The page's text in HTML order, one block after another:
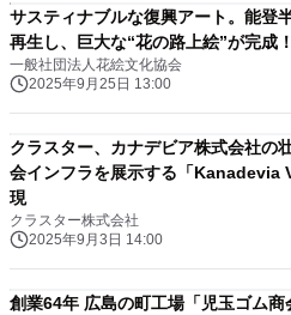
サスティナブルな復興アート。能登
再生し、巨大な“花の路上絵”が完成
一般社団法人花絵文化協会
2025年9月25日 13:00
クラスター、カナデビア株式会社の
会インフラを展示する「
現
クラスター株式会社
2025年9月3日 14:00
創業64年 広島の町工場「児玉ゴム